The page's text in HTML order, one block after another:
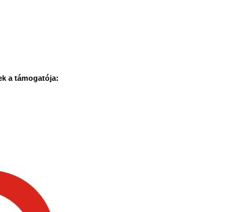
a támogatója: